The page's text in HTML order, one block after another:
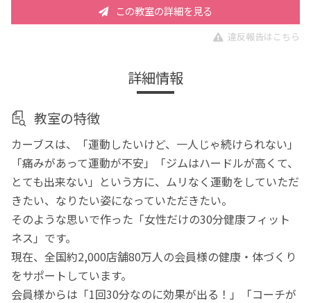
この教室の詳細を見る
違反報告はこちら
詳細情報
教室の特徴
カーブスは、「運動したいけど、一人じゃ続けられない」
「痛みがあって運動が不安」「ジムはハードルが高くて、
とても出来ない」という方に、ムリなく運動をしていただ
きたい、なりたい姿になっていただきたい。
そのような思いで作った「女性だけの30分健康フィット
ネス」です。
現在、全国約2,000店舗80万人の会員様の健康・体づくり
をサポートしています。
会員様からは「1回30分なのに効果が出る！」「コーチが